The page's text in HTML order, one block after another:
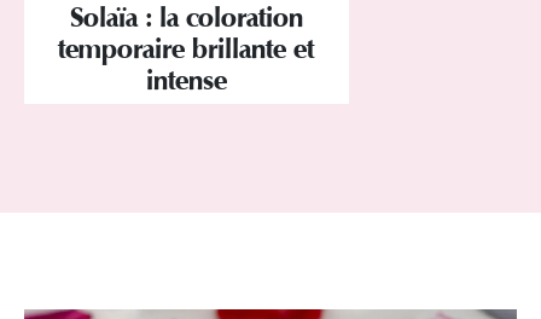
Solaïa : la coloration
temporaire brillante et
intense